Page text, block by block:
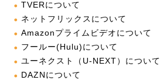
TVERについて
ネットフリックスについて
Amazonプライムビデオについて
フールー(Hulu)について
ユーネクスト（U-NEXT）について
DAZNについて